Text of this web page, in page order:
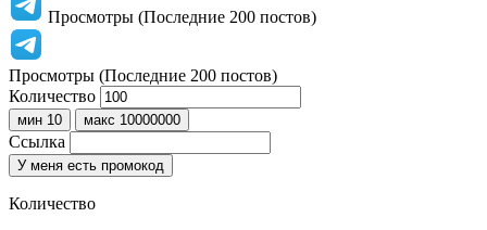
Просмотры (Последние 200 постов)
Просмотры (Последние 200 постов)
Количество
мин 10 макс 10000000
Ссылка
У меня есть промокод
Количество